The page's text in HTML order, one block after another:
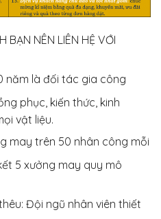
BẠN NÊN LIÊN HỆ VỚI
năm là đối tác gia công
phục, kiến thức, kinh
vật liệu.
may trên 50 nhân công mỗi
5 xưởng may quy mô
Đội ngũ nhân viên thiết